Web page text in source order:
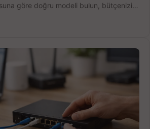
göre doğru modeli bulun, bütçenizi